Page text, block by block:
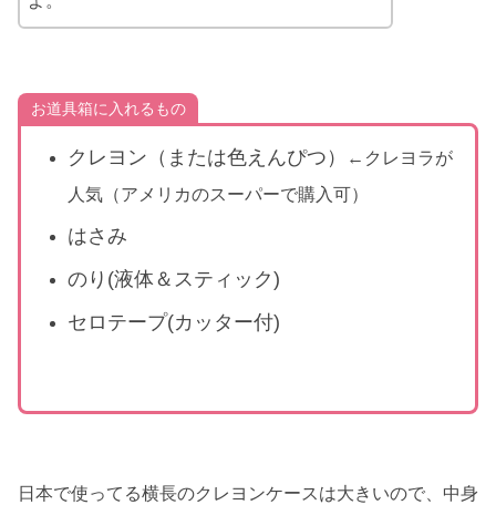
お道具箱に入れるもの
クレヨン（または色えんぴつ）
←クレヨラが
人気（アメリカのスーパーで購入可）
はさみ
のり(液体＆スティック)
セロテープ(カッター付)
日本で使ってる横長のクレヨンケースは大きいので、中身